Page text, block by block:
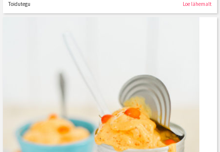
Toidutegu Loe lähemalt